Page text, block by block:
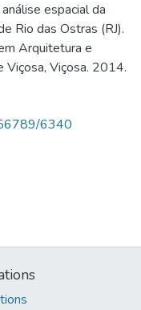
espacial da
Rio das Ostras (RJ).
Arquitetura e
Viçosa, Viçosa. 2014.
6340